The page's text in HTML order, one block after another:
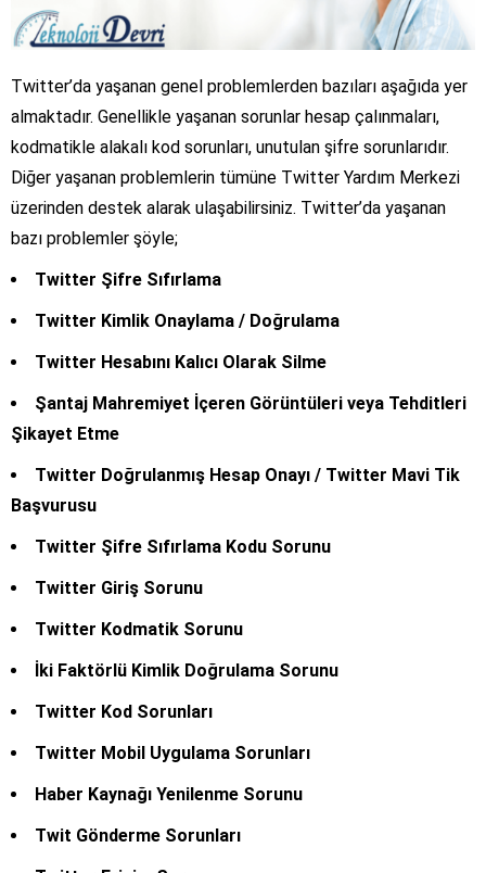
Twitter’da yaşanan genel problemlerden bazıları aşağıda yer
almaktadır. Genellikle yaşanan sorunlar hesap çalınmaları,
kodmatikle alakalı kod sorunları, unutulan şifre sorunlarıdır.
Diğer yaşanan problemlerin tümüne Twitter Yardım Merkezi
üzerinden destek alarak ulaşabilirsiniz. Twitter’da yaşanan
bazı problemler şöyle;
Twitter Şifre Sıfırlama
Twitter Kimlik Onaylama / Doğrulama
Twitter Hesabını Kalıcı Olarak Silme
Şantaj Mahremiyet İçeren Görüntüleri veya Tehditleri
Şikayet Etme
Twitter Doğrulanmış Hesap Onayı / Twitter Mavi Tik
Başvurusu
Twitter Şifre Sıfırlama Kodu Sorunu
Twitter Giriş Sorunu
Twitter Kodmatik Sorunu
İki Faktörlü Kimlik Doğrulama Sorunu
Twitter Kod Sorunları
Twitter Mobil Uygulama Sorunları
Haber Kaynağı Yenilenme Sorunu
Twit Gönderme Sorunları